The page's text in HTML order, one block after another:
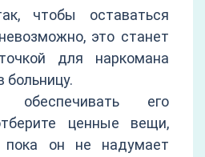
чтобы оставаться
это станет
для наркомана
больницу.
обеспечивать его
ценные вещи,
пока он не надумает